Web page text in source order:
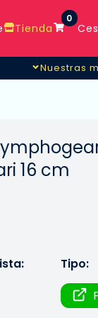
Tienda
0
Nuestras
16 cm
Tipo: